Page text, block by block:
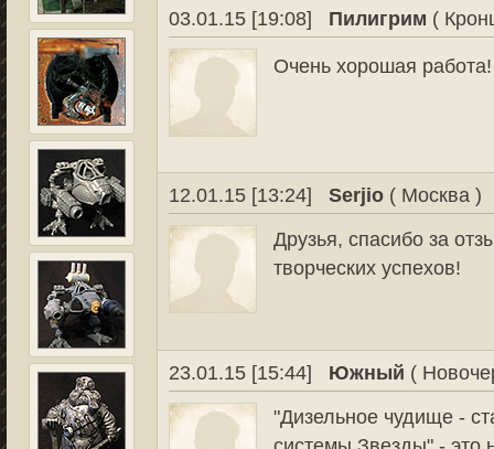
03.01.15 [19:08] Пилигрим (
Очень хорошая
12.01.15 [13:24] Serjio ( Москва )
Друзья, спасибо за
творческих успехов!
23.01.15 [15:44] Южный (
"Дизельное чудище -